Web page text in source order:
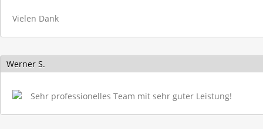
Vielen Dank
Werner S.
Sehr professionelles Team mit sehr guter Leistung!